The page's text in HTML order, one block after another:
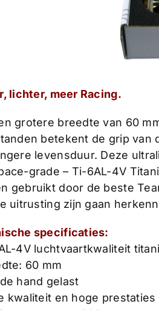
lichter, meer Racing.
grotere breedte van 60
betekent de grip van
levensduur. Deze
grade – Ti-6AL-4V
gebruikt door de beste
uitrusting zijn gaan
specificaties:
4V luchtvaartkwaliteit
60 mm
hand gelast
kwaliteit en hoge prestaties